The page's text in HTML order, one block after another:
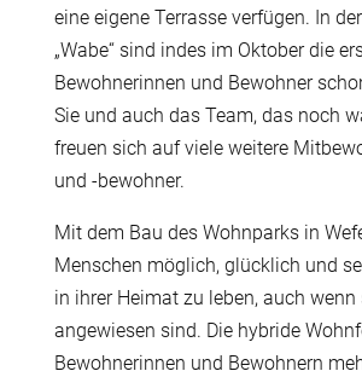
eine eigene Terrasse verfügen. In
„Wabe“ sind indes im Oktober die
Bewohnerinnen und Bewohner
Sie und auch das Team, das noch
freuen sich auf viele weitere
und -bewohner.
Mit dem Bau des Wohnparks in
Menschen möglich, glücklich und
in ihrer Heimat zu leben, auch
angewiesen sind. Die hybride
Bewohnerinnen und Bewohnern